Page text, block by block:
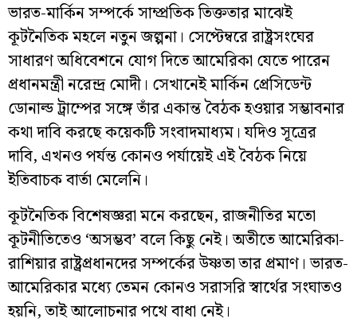
ভারত-মার্কিন সম্পর্কে সাম্প্রতিক তিক্ততার মাঝেই
কূটনৈতিক মহলে নতুন জল্পনা। সেপ্টেম্বরে রাষ্ট্রসংঘের
সাধারণ অধিবেশনে যোগ দিতে আমেরিকা যেতে পারেন
প্রধানমন্ত্রী নরেন্দ্র মোদী। সেখানেই মার্কিন প্রেসিডেন্ট
ডোনাল্ড ট্রাম্পের সঙ্গে তাঁর একান্ত বৈঠক হওয়ার সম্ভাবনার
কথা দাবি করছে কয়েকটি সংবাদমাধ্যম। যদিও সূত্রের
দাবি, এখনও পর্যন্ত কোনও পর্যায়েই এই বৈঠক নিয়ে
ইতিবাচক বার্তা মেলেনি।
কূটনৈতিক বিশেষজ্ঞরা মনে করছেন, রাজনীতির মতো
কূটনীতিতেও ‘অসম্ভব’ বলে কিছু নেই। অতীতে আমেরিকা-
রাশিয়ার রাষ্ট্রপ্রধানদের সম্পর্কের উষ্ণতা তার প্রমাণ। ভারত-
আমেরিকার মধ্যে তেমন কোনও সরাসরি স্বার্থের সংঘাতও
হয়নি, তাই আলোচনার পথে বাধা নেই।